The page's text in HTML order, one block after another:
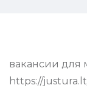
вакансии для
https://